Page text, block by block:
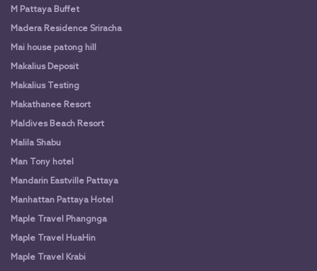
M Pattaya Buffet
Madera Residence Sriracha
Mai house patong hill
Makalius Deposit
Makalius Testing
Makathanee Resort
Maldives Beach Resort
Malila Shabu
Man Tony hotel
Mandarin Eastville Pattaya
Manhattan Pattaya Hotel
Maple Travel Phangnga
Maple Travel HuaHin
Maple Travel Krabi